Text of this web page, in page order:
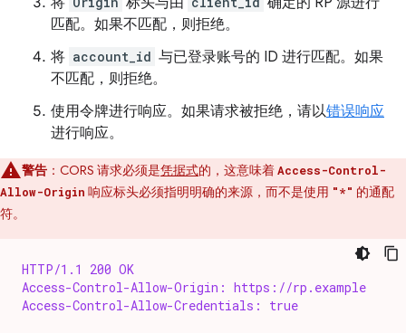
匹配。如果不匹配，则拒绝。
将 account_id 与已登录账号的 ID 进行匹配。如果
不匹配，则拒绝。
使用令牌进行响应。如果请求被拒绝，请以错误响应
进行响应。
警告 ：CORS 请求必须是凭据式的，这意味着Access-Control-
Allow-Origin 响应标头必须指明明确的来源，而不是使用 "*" 的通配
符。
HTTP/1.1 200 OK
Access-Control-Allow-Origin: https://rp.example
Access-Control-Allow-Credentials: true